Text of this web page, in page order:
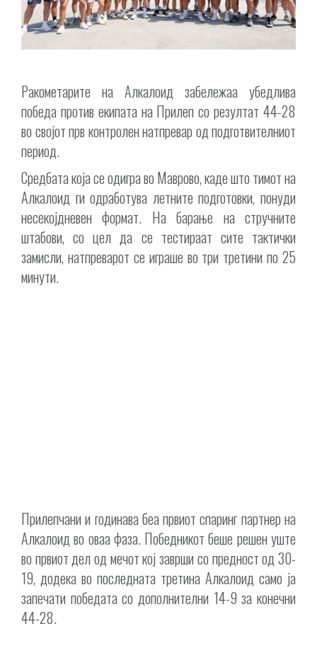
Ракометарите на Алкалоид забележаа убедлива
победа против екипата на Прилеп со резултат 44-28
во својот прв контролен натпревар од подготвителниот
период.
Средбата која се одигра во Маврово, каде што тимот на
Алкалоид ги одработува летните подготовки, понуди
несекојдневен формат. На барање на стручните
штабови, со цел да се тестираат сите тактички
замисли, натпреварот се играше во три третини по 25
минути.
Прилепчани и годинава беа првиот спаринг партнер на
Алкалоид во оваа фаза. Победникот беше решен уште
во првиот дел од мечот кој заврши со предност од 30-
19, додека во последната третина Алкалоид само ја
запечати победата со дополнителни 14-9 за конечни
44-28.